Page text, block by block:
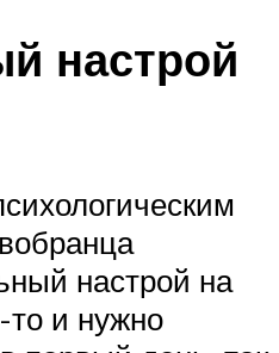
настрой
настрой на
то и нужно